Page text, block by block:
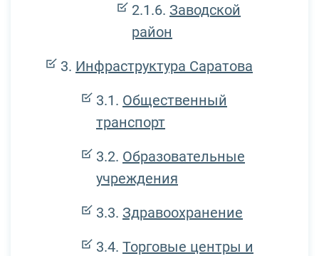
Заводской
район
Инфраструктура Саратова
Общественный
транспорт
Образовательные
учреждения
Здравоохранение
Торговые центры и